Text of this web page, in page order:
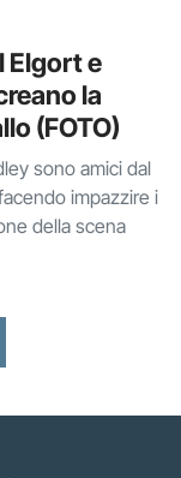
Elgort e
la
(FOTO)
sono amici dal
impazzire i
della scena